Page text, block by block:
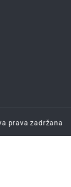
prava zadržana